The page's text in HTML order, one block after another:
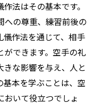
化
の試合
る視野
情報
力
法はその基本です。
への尊重、練習前後の
作法を通じて、相手
できます。空手の礼
な影響を与え、人と
基本を学ぶことは、空
いて役立つでしょ